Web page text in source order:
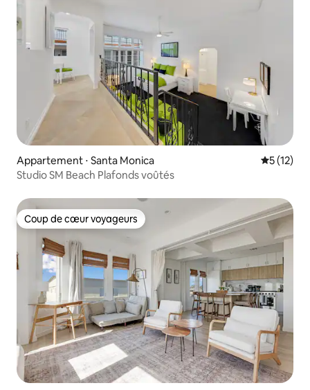
Appartement ⋅ Santa Monica
5 (12)
Studio SM Beach Plafonds voûtés
Coup de cœur voyageurs
Coup de cœur voyageurs